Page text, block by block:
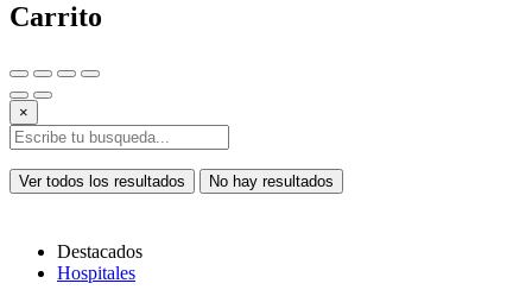
Carrito
×
Ver todos los resultados No hay resultados
Destacados
Hospitales